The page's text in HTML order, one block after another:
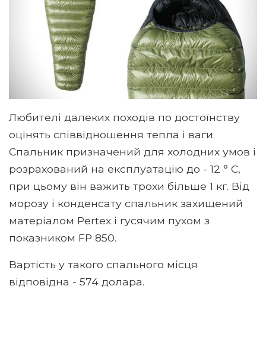
Любителі далеких походів по достоїнству
оцінять співвідношення тепла і ваги.
Спальник призначений для холодних умов і
розрахований на експлуатацію до - 12 ° C,
при цьому він важить трохи більше 1 кг. Від
морозу і конденсату спальник захищений
матеріалом Pertex і гусячим пухом з
показником FP ​​850.
Вартість у такого спального місця
відповідна - 574 долара.